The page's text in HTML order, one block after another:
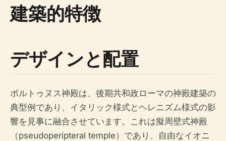
建築的特徴
デザインと配置
ポルトゥヌス神殿は、後期共和政ローマの神殿建築の
典型例であり、イタリック様式とヘレニズム様式の影
響を見事に融合させています。これは擬周壁式神殿
（pseudoperipteral temple）であり、自由なイオニ